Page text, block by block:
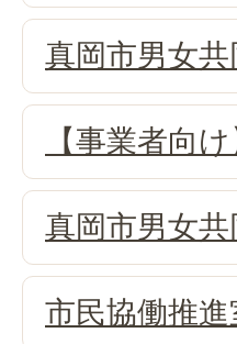
真岡市男女
【事業者向
真岡市男女
市民協働推